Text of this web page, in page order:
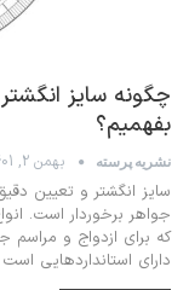
چگونه سایز
بفهمیم؟
نشریه پرسته بهمن 2, 1401
سایز انگشتر و تعیین
جواهر برخوردار است.
که برای ازدواج و مراسم
دارای استانداردهایی